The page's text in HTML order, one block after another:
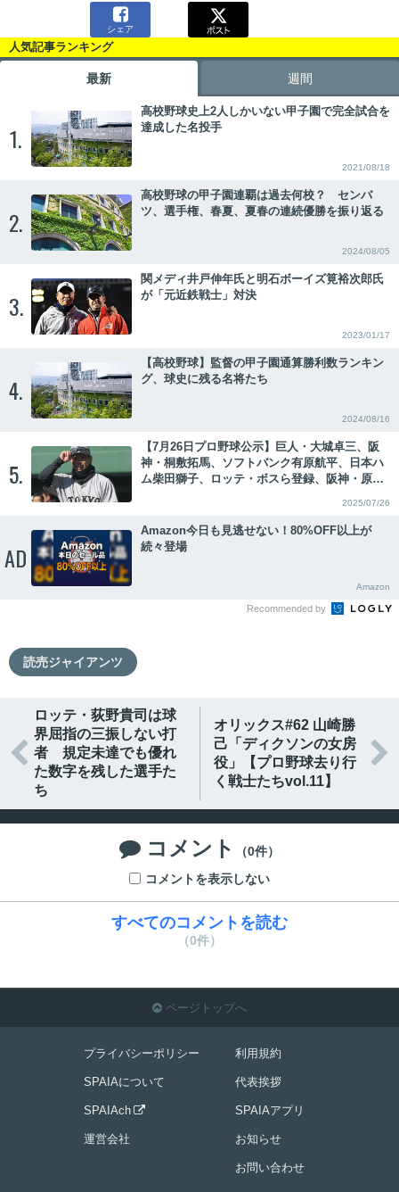

シェア
人気記事ランキング
最新 週間
1.
高校野球史上2人しかいない甲子園で完全試合を
達成した名投手
2021/08/18
2.
高校野球の甲子園連覇は過去何校？ センバ
ツ、選手権、春夏、夏春の連続優勝を振り返る
2024/08/05
3.
関メディ井戸伸年氏と明石ボーイズ筧裕次郎氏
が「元近鉄戦士」対決
2023/01/17
4.
【高校野球】監督の甲子園通算勝利数ランキン
グ、球史に残る名将たち
2024/08/16
5.
【7月26日プロ野球公示】巨人・大城卓三、阪
神・桐敷拓馬、ソフトバンク有原航平、日本ハ
ム柴田獅子、ロッテ・ボスら登録、阪神・原口
2025/07/26
AD
Amazon今日も見逃せない！80%OFF以上が
続々登場
Amazon
Recommended by
読売ジャイアンツ

ロッテ・荻野貴司は球
界屈指の三振しない打
者 規定未達でも優れ
た数字を残した選手た
ち
オリックス#62 山崎勝
己「ディクソンの女房
役」【プロ野球去り行
く戦士たちvol.11】

 コメント
（0件）
コメントを表示しない
すべてのコメントを読む
（0件）
 ページトップへ
プライバシーポリシー
SPAIAについて
SPAIAch 
運営会社
利用規約
代表挨拶
SPAIAアプリ
お知らせ
お問い合わせ